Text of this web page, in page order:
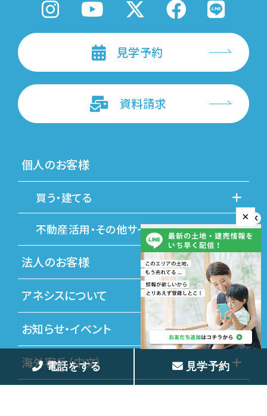
見学予約
資料請求
個人のお客様
買う・建てる
不動産活用・その他サービス
法人のお客様
お知らせ・イベント
アネシスについて
海外客戶（中文）
電話をする 見学予約
×